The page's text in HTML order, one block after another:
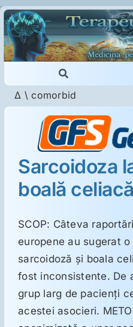
Skip
to
content
Toggle
Navigation
Cautare...
Imunologie
Dermatologie
Psihiatrie
Neurologie
Intoleranţa la gluten
Suplimente
Δ \ comorbid
Sarcoidoza
boală celiacă
SCOP: Câteva
europene au sugerat
sarcoidoză şi boala
fost inconsistente. De
grup larg de pacienţi
acestei asocieri.